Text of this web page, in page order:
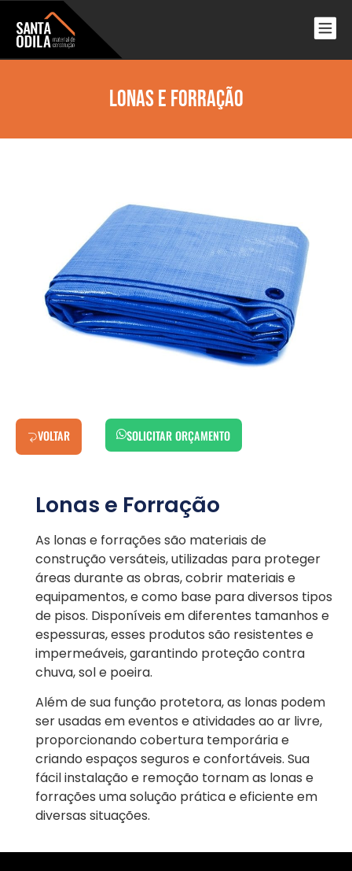
Lonas e Forração
VOLTAR SOLICITAR ORÇAMENTO
Lonas e Forração
As lonas e forrações são materiais de
construção versáteis, utilizadas para proteger
áreas durante as obras, cobrir materiais e
equipamentos, e como base para diversos tipos
de pisos. Disponíveis em diferentes tamanhos e
espessuras, esses produtos são resistentes e
impermeáveis, garantindo proteção contra
chuva, sol e poeira.
Além de sua função protetora, as lonas podem
ser usadas em eventos e atividades ao ar livre,
proporcionando cobertura temporária e
criando espaços seguros e confortáveis. Sua
fácil instalação e remoção tornam as lonas e
forrações uma solução prática e eficiente em
diversas situações.